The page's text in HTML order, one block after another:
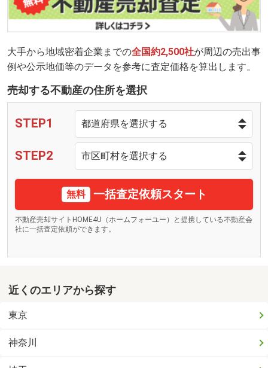
大手から地域密着企業までの全国約2,500社が周辺の売出事
例や公示地価等のデータを参考に査定価格を算出します。
売却する不動産の住所を選択
STEP1
STEP2
無料 一括査定依頼スタート
不動産売却サイトHOME4U（ホームフォーユー）と提携している不動産会
社に一括査定依頼ができます。
近くのエリアから探す
東京
神奈川